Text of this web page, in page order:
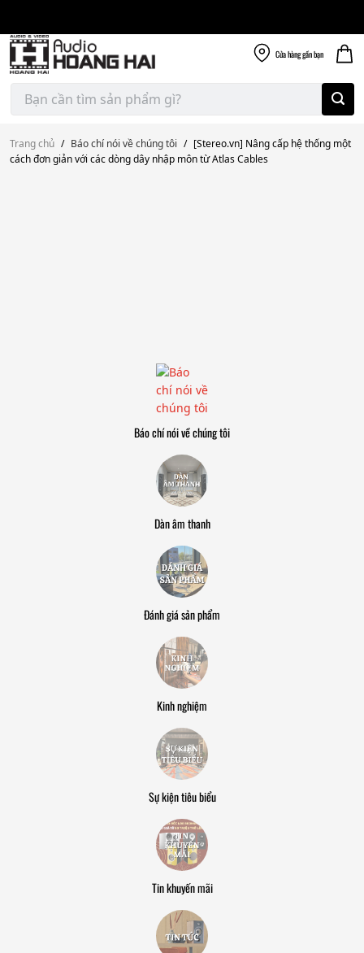
content
Cửa hànggần bạn
Tìm
kiếm:
Trang chủ / Báo chí nói về chúng tôi / [Stereo.vn] Nâng cấp hệ thống một
cách đơn giản với các dòng dây nhập môn từ Atlas Cables
Báo chí nói về chúng tôi
Dàn âm thanh
Đánh giá sản phẩm
Kinh nghiệm
Sự kiện tiêu biểu
Tin khuyến mãi